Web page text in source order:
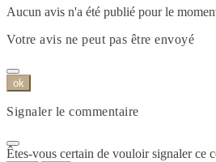
Aucun avis n'a été publié pour le
Votre avis ne peut pas être envoyé
ok
Signaler le commentaire
Êtes-vous certain de vouloir signaler ce